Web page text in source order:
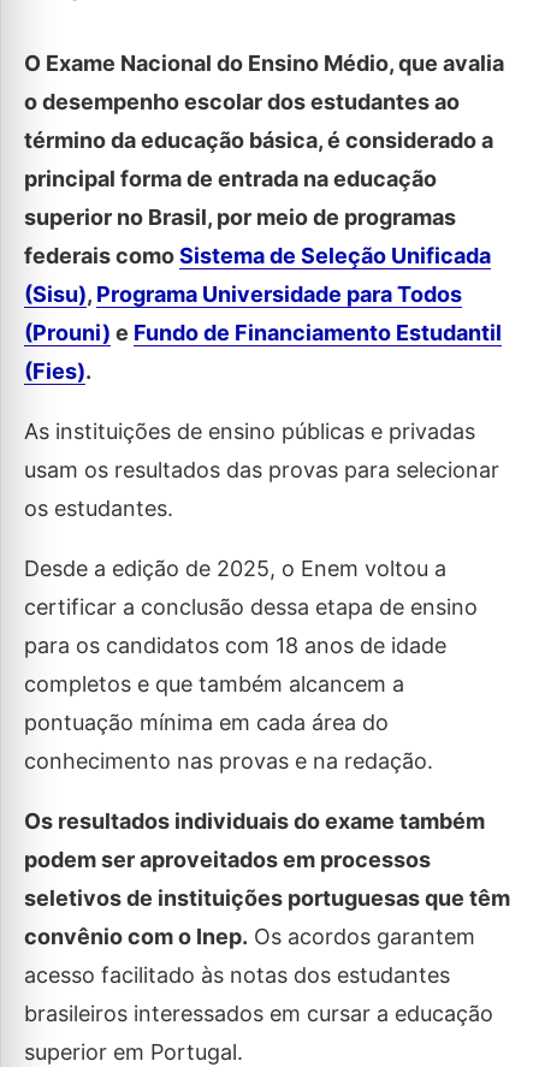
O Exame Nacional do Ensino Médio, que avalia
o desempenho escolar dos estudantes ao
término da educação básica, é considerado a
principal forma de entrada na educação
superior no Brasil, por meio de programas
federais comoSistema de Seleção Unificada
(Sisu), Programa Universidade para Todos
(Prouni) e Fundo de Financiamento Estudantil
(Fies).
As instituições de ensino públicas e privadas
usam os resultados das provas para selecionar
os estudantes.
Desde a edição de 2025, o Enem voltou a
certificar a conclusão dessa etapa de ensino
para os candidatos com 18 anos de idade
completos e que também alcancem a
pontuação mínima em cada área do
conhecimento nas provas e na redação.
Os resultados individuais do exame também
podem ser aproveitados em processos
seletivos de instituições portuguesas que têm
convênio com o Inep. Os acordos garantem
acesso facilitado às notas dos estudantes
brasileiros interessados em cursar a educação
superior em Portugal.